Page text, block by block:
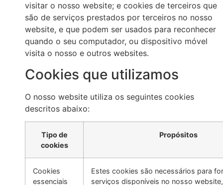
visitar o nosso website; e cookies de terceiros que
são de serviços prestados por terceiros no nosso
website, e que podem ser usados para reconhecer
quando o seu computador, ou dispositivo móvel
visita o nosso e outros websites.
Cookies que utilizamos
O nosso website utiliza os seguintes cookies
descritos abaixo:
Tipo de
cookies
Propósitos
Cookies
essenciais
Estes cookies são necessários para
serviços disponíveis no nosso